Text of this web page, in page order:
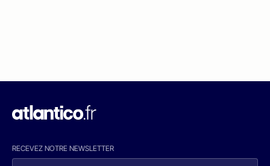
RECEVEZ NOTRE NEWSLETTER